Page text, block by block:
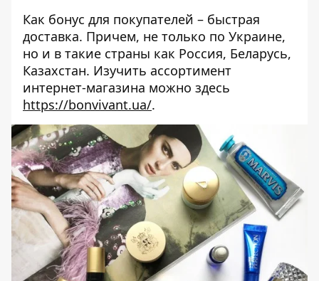
Как бонус для покупателей – быстрая
доставка. Причем, не только по Украине,
но и в такие страны как Россия, Беларусь,
Казахстан. Изучить ассортимент
интернет-магазина можно здесь
https://bonvivant.ua/.